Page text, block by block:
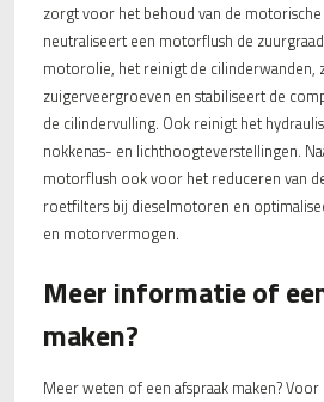
zorgt voor het behoud van de
neutraliseert een motorflush de
motorolie, het reinigt de cilinderwanden,
zuigerveergroeven en stabiliseert de
de cilindervulling. Ook reinigt het
nokkenas- en lichthoogteverstellingen.
motorflush ook voor het reduceren van
roetfilters bij dieselmotoren en
en motorvermogen.
Meer informatie of
maken?
Meer weten of een afspraak maken?